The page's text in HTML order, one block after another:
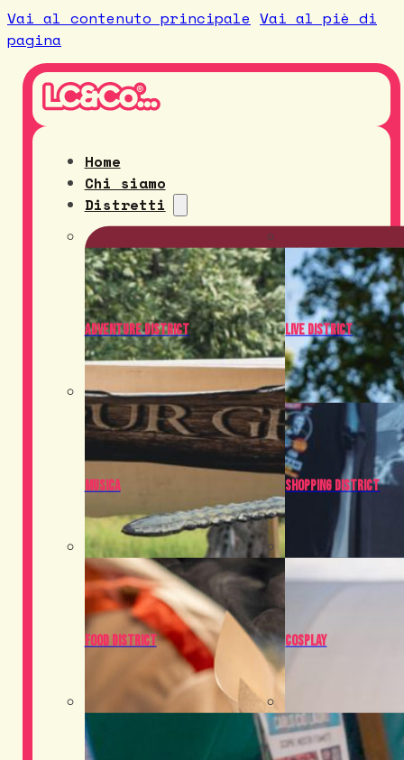
Vai al contenuto principale Vai al piè di
pagina
Home
Chi siamo
Distretti
Adventure District Live District
Musica Shopping District
Food District Cosplay